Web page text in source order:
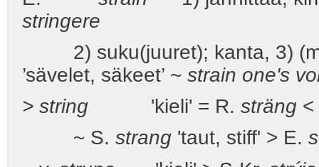
stringere
2) suku(juuret); kanta, 3)
’sävelet, säkeet’ ~ strain one's
> string 'kieli' = R. sträng
~ S. strang 'taut, stiff' > E.